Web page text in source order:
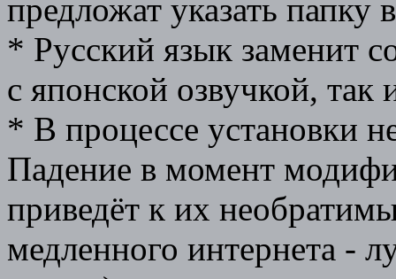
предложат указать папку
* Русский язык заменит
с японской озвучкой, так
* В процессе установки
Падение в момент
приведёт к их
медленного интернета -